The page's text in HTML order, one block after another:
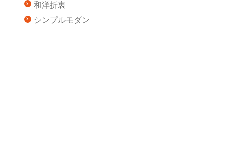
和洋折衷
シンプルモダン